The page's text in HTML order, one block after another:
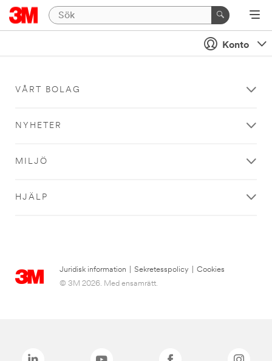
Konto
VÅRT BOLAG
NYHETER
MILJÖ
HJÄLP
Juridisk information Sekretesspolicy
Cookies
© 3M 2026. Med ensamrätt.